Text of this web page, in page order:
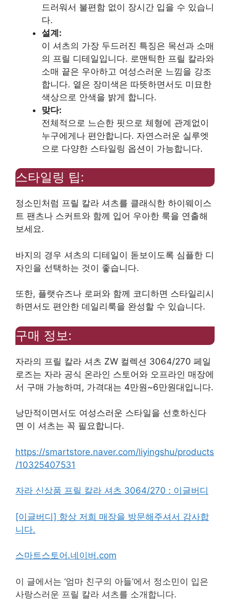
드러워서 불편함 없이 장시간 입을 수 있습니
다.
설계:
이 셔츠의 가장 두드러진 특징은 목선과 소매
의 프릴 디테일입니다. 로맨틱한 프릴 칼라와
소매 끝은 우아하고 여성스러운 느낌을 강조
합니다. 옅은 장미색은 따뜻하면서도 미묘한
색상으로 안색을 밝게 합니다.
맞다:
전체적으로 느슨한 핏으로 체형에 관계없이
누구에게나 편안합니다. 자연스러운 실루엣
으로 다양한 스타일링 옵션이 가능합니다.
스타일링 팁:
정소민처럼 프릴 칼라 셔츠를 클래식한 하이웨이스
트 팬츠나 스커트와 함께 입어 우아한 룩을 연출해
보세요.
바지의 경우 셔츠의 디테일이 돋보이도록 심플한 디
자인을 선택하는 것이 좋습니다.
또한, 플랫슈즈나 로퍼와 함께 코디하면 스타일리시
하면서도 편안한 데일리룩을 완성할 수 있습니다.
구매 정보:
자라의 프릴 칼라 셔츠 ZW 컬렉션 3064/270 페일
로즈는 자라 공식 온라인 스토어와 오프라인 매장에
서 구매 가능하며, 가격대는 4만원~6만원대입니다.
낭만적이면서도 여성스러운 스타일을 선호하신다
면 이 셔츠는 꼭 필요합니다.
https://smartstore.naver.com/liyingshu/products
/10325407531
자라 신상품 프릴 칼라 셔츠 3064/270 : 이글버디
[이글버디] 항상 저희 매장을 방문해주셔서 감사합
니다.
스마트스토어.네이버.com
이 글에서는 ‘엄마 친구의 아들’에서 정소민이 입은
사랑스러운 프릴 칼라 셔츠를 소개합니다.